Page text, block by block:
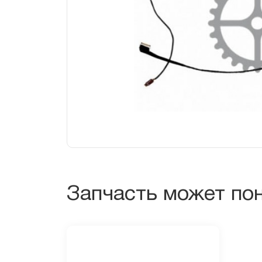
Запчасть может